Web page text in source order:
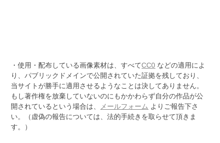
・使用・配布している画像素材は、すべてCC0 などの適用によ
り、パブリックドメインで公開されていた証拠を残しており、
当サイトが勝手に適用させるようなことは決してありません。
もし著作権を放棄していないのにもかかわらず自分の作品が公
開されているという場合は、 メールフォーム よりご報告下さ
い。（虚偽の報告については、法的手続きを取らせて頂きま
す。）